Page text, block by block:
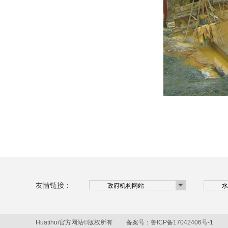
友情链接：
Huatihui官方网站©版权所有 备案号： 鲁ICP备17042406号-1